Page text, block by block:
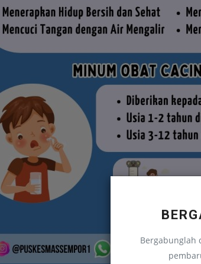
Bergabunglah
Tutorial
Resep Creamy Avocado: Minuman
Sehat dan Nikmat yang Kaya...